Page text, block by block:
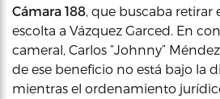
Cámara 188, que buscaba retirar
escolta a Vázquez Garced. En
cameral, Carlos “Johnny”
de ese beneficio no está bajo la
mientras el ordenamiento